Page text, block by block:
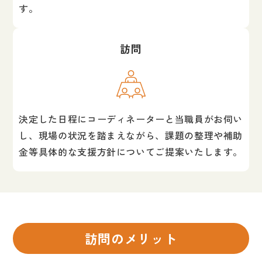
す。
訪問
決定した日程にコーディネーターと当職員がお伺い
し、現場の状況を踏まえながら、課題の整理や補助
金等具体的な支援方針についてご提案いたします。
訪問のメリット